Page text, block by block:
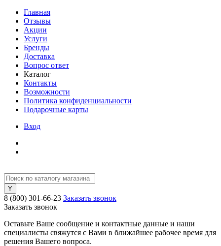
Главная
Отзывы
Акции
Услуги
Бренды
Доставка
Вопрос ответ
Каталог
Контакты
Возможности
Политика конфиденциальности
Подарочные карты
Вход
8 (800) 301-66-23 Заказать звонок
Заказать звонок
Оставьте Ваше сообщение и контактные данные и наши
специалисты свяжутся с Вами в ближайшее рабочее время для
решения Вашего вопроса.